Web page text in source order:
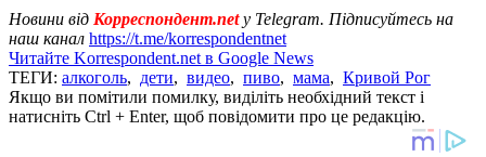
Новини від Корреспондент.net у Telegram. Підписуйтесь на
наш канал https://t.me/korrespondentnet
Читайте Korrespondent.net в Google News
ТЕГИ: алкоголь, дети, видео, пиво, мама, Кривой Рог
Якщо ви помітили помилку, виділіть необхідний текст і
натисніть Ctrl + Enter, щоб повідомити про це редакцію.